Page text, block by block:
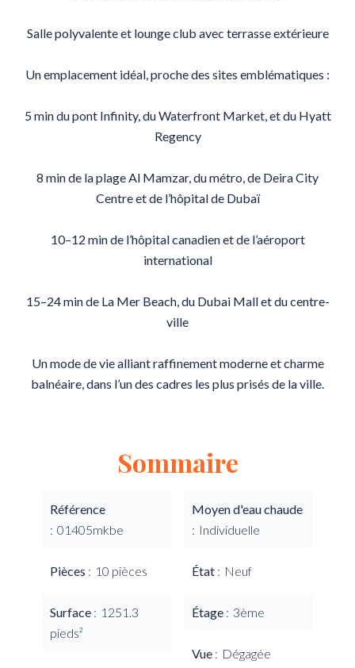
Salle polyvalente et lounge club avec terrasse extérieure
Un emplacement idéal, proche des sites emblématiques :
5 min du pont Infinity, du Waterfront Market, et du Hyatt
Regency
8 min de la plage Al Mamzar, du métro, de Deira City
Centre et de l’hôpital de Dubaï
10–12 min de l’hôpital canadien et de l’aéroport
international
15–24 min de La Mer Beach, du Dubai Mall et du centre-
ville
Un mode de vie alliant raffinement moderne et charme
balnéaire, dans l’un des cadres les plus prisés de la ville.
Sommaire
Référence
01405mkbe
Pièces 10 pièces
Surface
1251.3
pieds²
Moyen d'eau chaude
Individuelle
État Neuf
Étage 3ème
Vue Dégagée